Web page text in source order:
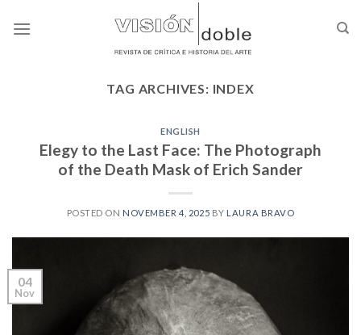
TAG ARCHIVES: INDEX
ENGLISH
Elegy to the Last Face: The Photograph
of the Death Mask of Erich Sander
POSTED ON NOVEMBER 4, 2025 BY LAURA BRAVO
04
Nov